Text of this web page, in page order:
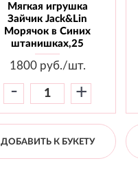
Мягкая игрушка
Зайчик Jack&Lin
Морячок в Синих
штанишках,25
1800руб./шт.
- +
ДОБАВИТЬ К БУКЕТУ